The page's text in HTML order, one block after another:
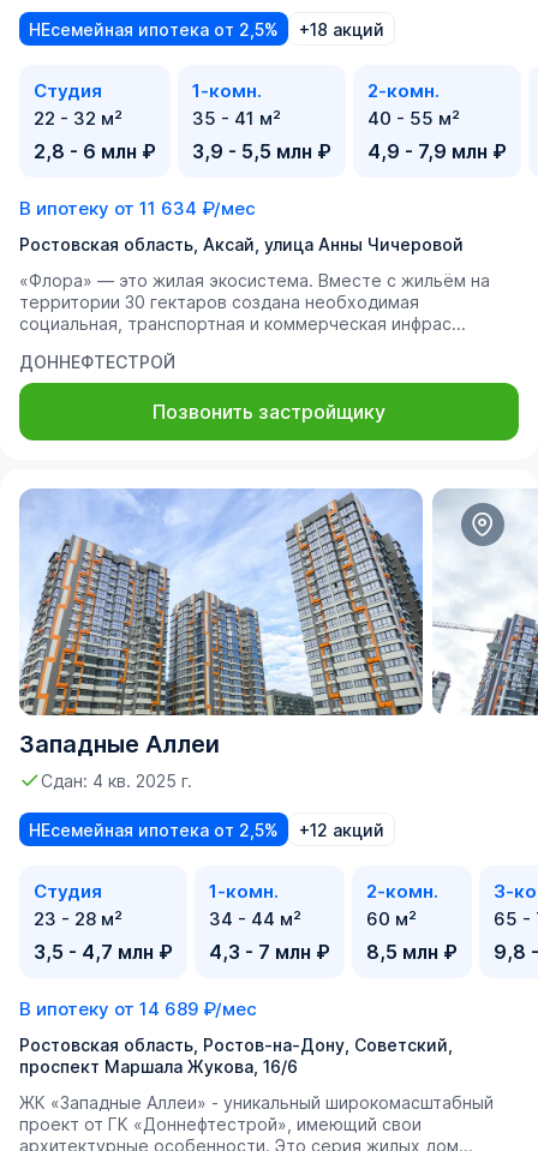
НЕсемейная ипотека от 2,5% +18 акций
Студия
22 - 32 м²
2,8 - 6 млн ₽
1-комн.
35 - 41 м²
3,9 - 5,5 млн ₽
2-комн.
40 - 55 м²
4,9 - 7,9 млн ₽
В ипотеку от 11 634 ₽/мес
Ростовская область, Аксай, улица Анны Чичеровой
«Флора» — это жилая экосистема. Вместе с жильём на
территории 30 гектаров создана необходимая
социальная, транспортная и коммерческая инфрас...
ДОННЕФТЕСТРОЙ
Позвонить застройщику
Западные Аллеи
Сдан: 4 кв. 2025 г.
НЕсемейная ипотека от 2,5% +12 акций
Студия
23 - 28 м²
3,5 - 4,7 млн ₽
1-комн.
34 - 44 м²
4,3 - 7 млн ₽
2-комн.
60 м²
8,5 млн ₽
3-
65 -
9,8
В ипотеку от 14 689 ₽/мес
Ростовская область, Ростов-на-Дону, Советский,
проспект Маршала Жукова, 16/6
ЖК «Западные Аллеи» - уникальный широкомасштабный
проект от ГК «Доннефтестрой», имеющий свои
архитектурные особенности. Это серия жилых дом...